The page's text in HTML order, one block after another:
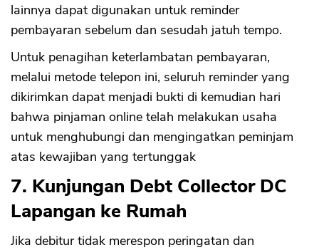
lainnya dapat digunakan untuk reminder
pembayaran sebelum dan sesudah jatuh tempo.
Untuk penagihan keterlambatan pembayaran,
melalui metode telepon ini, seluruh reminder yang
dikirimkan dapat menjadi bukti di kemudian hari
bahwa pinjaman online telah melakukan usaha
untuk menghubungi dan mengingatkan peminjam
atas kewajiban yang tertunggak
7. Kunjungan Debt Collector DC
Lapangan ke Rumah
Jika debitur tidak merespon peringatan dan